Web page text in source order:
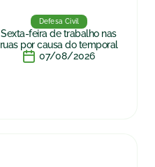
Defesa Civil
Sexta-feira de trabalho nas
ruas por causa do temporal
07/08/2026